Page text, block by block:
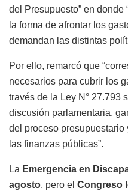
del Presupuesto” en donde
la forma de afrontar los
demandan las distintas
Por ello, remarcó que
necesarios para cubrir los
través de la Ley N° 27.793
discusión parlamentaria,
del proceso
las finanzas públicas”.
La Emergencia en
agosto, pero el Congreso